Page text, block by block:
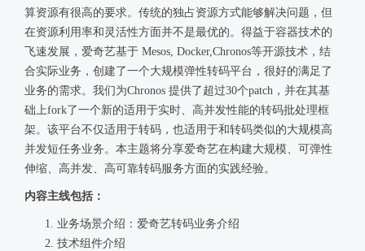
算资源有很高的要求。传统的独占资源方式能够解决问题，但
在资源利用率和灵活性方面并不是最优的。得益于容器技术的
飞速发展，爱奇艺基于 Mesos, Docker,Chronos等开源技术，结
合实际业务，创建了一个大规模弹性转码平台，很好的满足了
业务的需求。我们为Chronos 提供了超过30个patch，并在其基
础上fork了一个新的适用于实时、高并发性能的转码批处理框
架。该平台不仅适用于转码，也适用于和转码类似的大规模高
并发短任务业务。本主题将分享爱奇艺在构建大规模、可弹性
伸缩、高并发、高可靠转码服务方面的实践经验。
内容主线包括：
业务场景介绍：爱奇艺转码业务介绍
技术组件介绍